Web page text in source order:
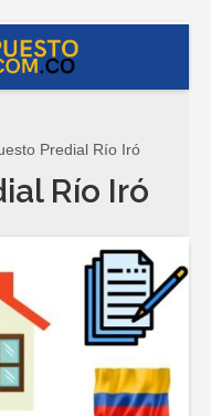
Predial Río Iró
Río Iró